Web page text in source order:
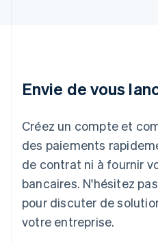
Envie de vous
Créez un compte et
des paiements
de contrat ni à fournir
bancaires. N'hésitez
pour discuter de
votre entreprise.
Japon
Lettonie
English
Liechtenstein
DeutschEnglish
Lituanie
Luxembourg
FrançaisDeutschEnglish